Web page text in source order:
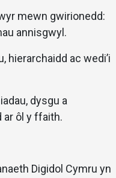
mewn gwirionedd:
annisgwyl.
hierarchaidd ac wedi’i
dysgu a
ar ôl y ffaith.
Digidol Cymru yn